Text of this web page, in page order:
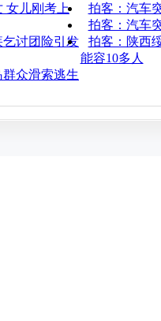
女儿刚考上
拍客：汽车
拍客：汽车
讨团险引发
拍客：陕西
能容10多人
众滑索逃生